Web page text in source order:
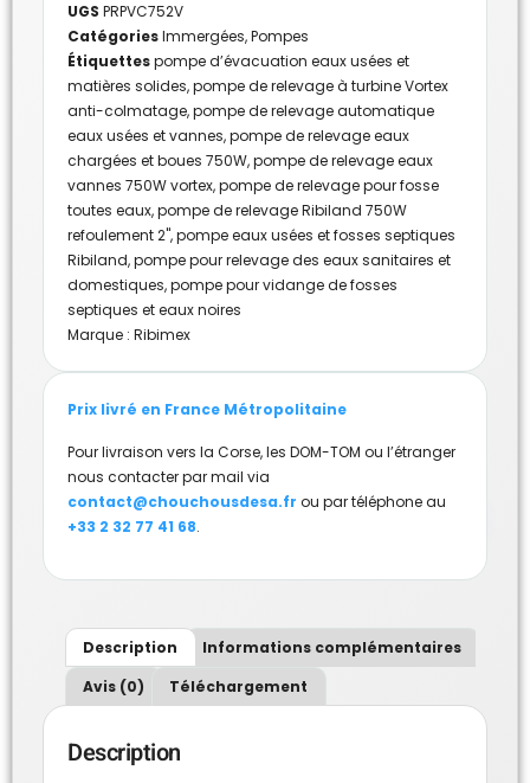
UGS PRPVC752V
CatégoriesImmergées,Pompes
Étiquettespompe d’évacuation eaux usées et
matières solides,pompe de relevage à turbine Vortex
anti-colmatage,pompe de relevage automatique
eaux usées et vannes,pompe de relevage eaux
chargées et boues 750W,pompe de relevage eaux
vannes 750W vortex,pompe de relevage pour fosse
toutes eaux,pompe de relevage Ribiland 750W
refoulement 2",pompe eaux usées et fosses septiques
Ribiland,pompe pour relevage des eaux sanitaires et
domestiques,pompe pour vidange de fosses
septiques et eaux noires
Marque : Ribimex
Prix livré en France Métropolitaine
Pour livraison vers la Corse, les DOM-TOM ou l’étranger
nous contacter par mail via
contact@chouchousdesa.fr ou par téléphone au
+33 2 32 77 41 68.
Description
Informations complémentaires
Avis (0)
Téléchargement
Description